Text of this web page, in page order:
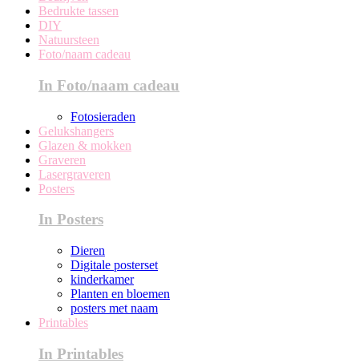
Bedrukte tassen
DIY
Natuursteen
Foto/naam cadeau
In Foto/naam cadeau
Fotosieraden
Gelukshangers
Glazen & mokken
Graveren
Lasergraveren
Posters
In Posters
Dieren
Digitale posterset
kinderkamer
Planten en bloemen
posters met naam
Printables
In Printables